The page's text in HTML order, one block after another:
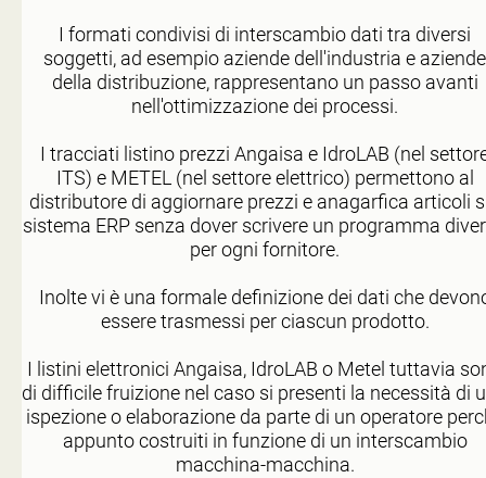
I formati condivisi di interscambio dati tra diversi
soggetti, ad esempio aziende dell'industria e aziende
della distribuzione, rappresentano un passo avanti
nell'ottimizzazione dei processi.
I tracciati listino prezzi Angaisa e IdroLAB (nel
ITS) e METEL (nel settore elettrico) permettono al
distributore di aggiornare prezzi e anagarfica articoli
sistema ERP senza dover scrivere un programma
per ogni fornitore.
Inolte vi è una formale definizione dei dati che
essere trasmessi per ciascun prodotto.
I listini elettronici Angaisa, IdroLAB o Metel tuttavia
di difficile fruizione nel caso si presenti la necessità di
ispezione o elaborazione da parte di un operatore
appunto costruiti in funzione di un interscambio
macchina-macchina.